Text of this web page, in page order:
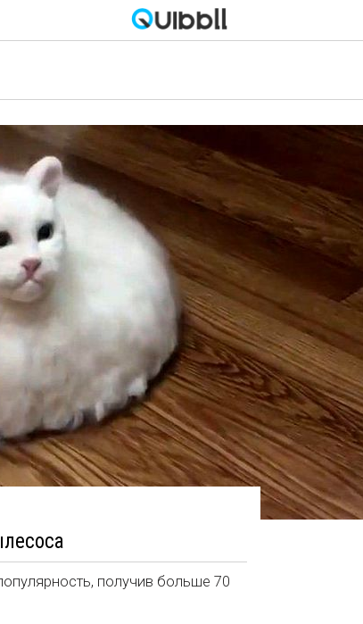
получив больше 70